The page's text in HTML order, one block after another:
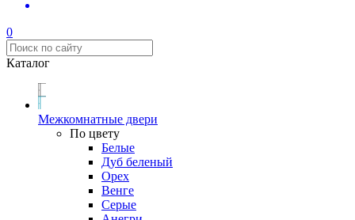
0
Каталог
Межкомнатные двери
По цвету
Белые
Дуб беленый
Орех
Венге
Серые